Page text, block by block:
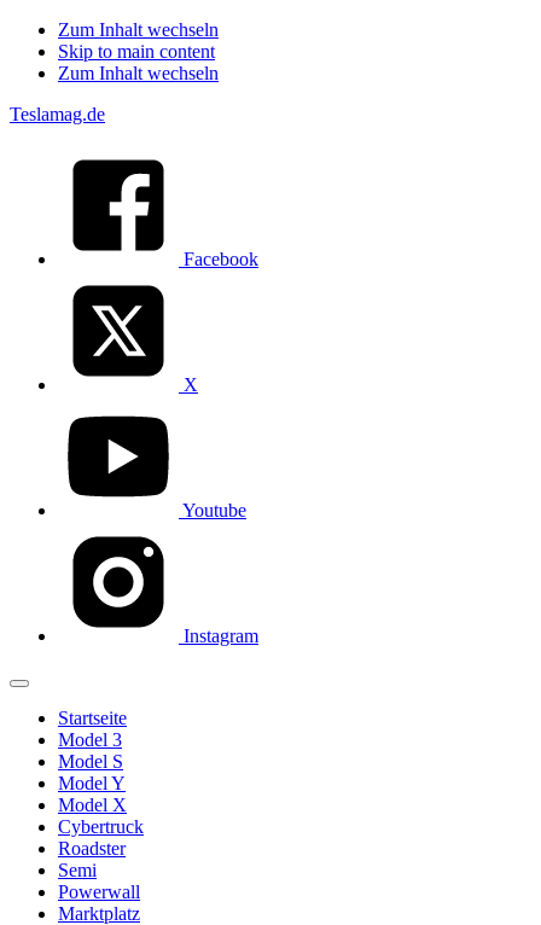
Zum Inhalt wechseln
Skip to main content
Zum Inhalt wechseln
Teslamag.de
Facebook
X
Youtube
Instagram
Startseite
Model 3
Model S
Model Y
Model X
Cybertruck
Roadster
Semi
Powerwall
Marktplatz